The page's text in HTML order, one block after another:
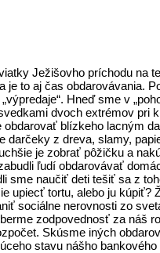
Ježišovho príchodu na
to aj čas obdarovávania.
Hneď sme v
dvoch extrémov
blízkeho lacným
z dreva, slamy,
je zobrať pôžičku a
ľudí obdarovávať
sme naučiť deti tešiť sa z
upiecť tortu, alebo ju
sociálne nerovnosti zo
zodpovednosť za náš
Skúsme iných
stavu nášho